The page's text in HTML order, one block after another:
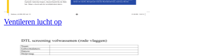
Ventileren lucht op